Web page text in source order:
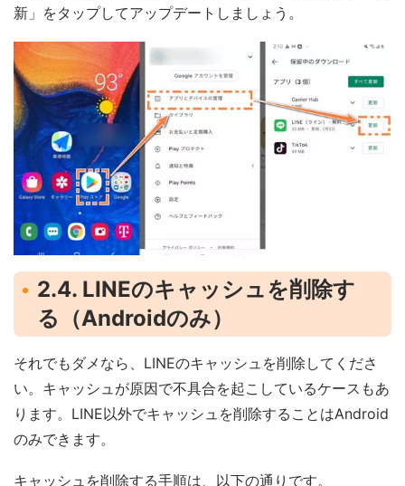
新」をタップしてアップデートしましょう。
2.4. LINEのキャッシュを削除す
る（Androidのみ）
それでもダメなら、LINEのキャッシュを削除してくださ
い。キャッシュが原因で不具合を起こしているケースもあ
ります。LINE以外でキャッシュを削除することはAndroid
のみできます。
キャッシュを削除する手順は、以下の通りです。